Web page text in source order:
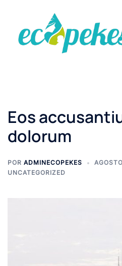
contenido
Eos
dolorum
POR ADMINECOPEKES
UNCATEGORIZED